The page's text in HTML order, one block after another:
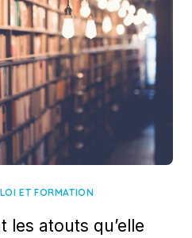
ET FORMATION
les atouts qu’elle